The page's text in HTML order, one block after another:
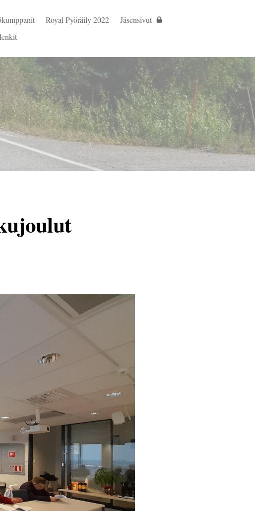
Royal Pyöräily 2022
Jäsensivut